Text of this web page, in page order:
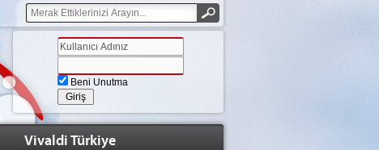
Beni Unutma
Vivaldi Türkiye